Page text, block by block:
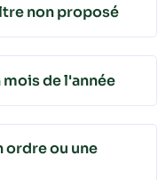
non proposé
de l'année
ordre ou une